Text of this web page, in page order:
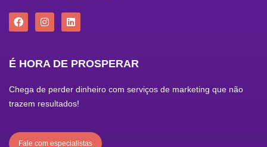
F
a
o
I
n
g
m
L
i
d
É HORA DE PROSPERAR
Chega de perder dinheiro com serviços de marketing que não
trazem resultados!
Fale com especialistas